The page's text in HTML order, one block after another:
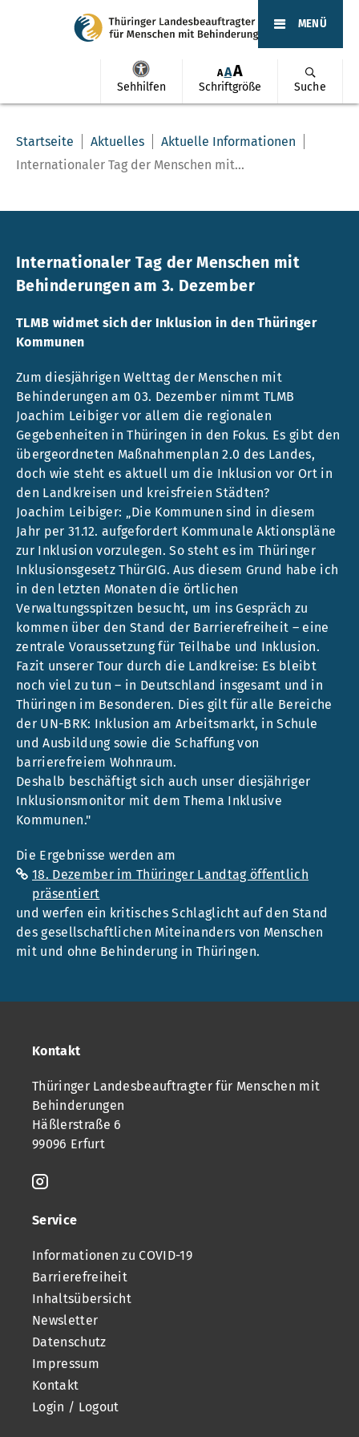
Sehhilfen
AAA
Schriftgröße Suche
MENÜ
Startseite Aktuelles
Aktuelle Informationen
Internationaler Tag der Menschen mit...
Internationaler Tag der Menschen mit
Behinderungen am 3. Dezember
TLMB widmet sich der Inklusion in den Thüringer
Kommunen
Zum diesjährigen Welttag der Menschen mit
Behinderungen am 03. Dezember nimmt TLMB
Joachim Leibiger vor allem die regionalen
Gegebenheiten in Thüringen in den Fokus. Es gibt den
übergeordneten Maßnahmenplan 2.0 des Landes,
doch wie steht es aktuell um die Inklusion vor Ort in
den Landkreisen und kreisfreien Städten?
Joachim Leibiger: „Die Kommunen sind in diesem
Jahr per 31.12. aufgefordert Kommunale Aktionspläne
zur Inklusion vorzulegen. So steht es im Thüringer
Inklusionsgesetz ThürGIG. Aus diesem Grund habe ich
in den letzten Monaten die örtlichen
Verwaltungsspitzen besucht, um ins Gespräch zu
kommen über den Stand der Barrierefreiheit – eine
zentrale Voraussetzung für Teilhabe und Inklusion.
Fazit unserer Tour durch die Landkreise: Es bleibt
noch viel zu tun – in Deutschland insgesamt und in
Thüringen im Besonderen. Dies gilt für alle Bereiche
der UN-BRK: Inklusion am Arbeitsmarkt, in Schule
und Ausbildung sowie die Schaffung von
barrierefreiem Wohnraum.
Deshalb beschäftigt sich auch unser diesjähriger
Inklusionsmonitor mit dem Thema Inklusive
Kommunen."
Die Ergebnisse werden am
18. Dezember im Thüringer Landtag öffentlich
präsentiert
und werfen ein kritisches Schlaglicht auf den Stand
des gesellschaftlichen Miteinanders von Menschen
mit und ohne Behinderung in Thüringen.
Kontakt
Thüringer Landesbeauftragter für Menschen mit
Behinderungen
Häßlerstraße 6
99096 Erfurt
Service
Informationen zu COVID-19
Barrierefreiheit
Inhaltsübersicht
Newsletter
Datenschutz
Impressum
Kontakt
Login / Logout